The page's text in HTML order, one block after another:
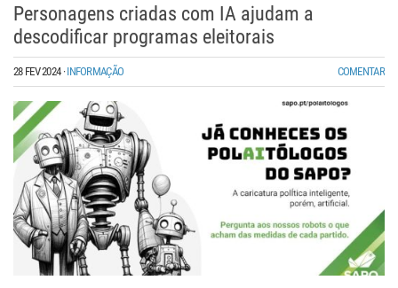
Personagens criadas com IA ajudam a
descodificar programas eleitorais
28 FEV 2024·INFORMAÇÃO COMENTAR